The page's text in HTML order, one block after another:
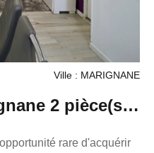
France Proprio,
sous le numéro
démarchage immobilier
Proprio).
Ville : MARIGNANE
2 pièce(s)
rare d'acquérir